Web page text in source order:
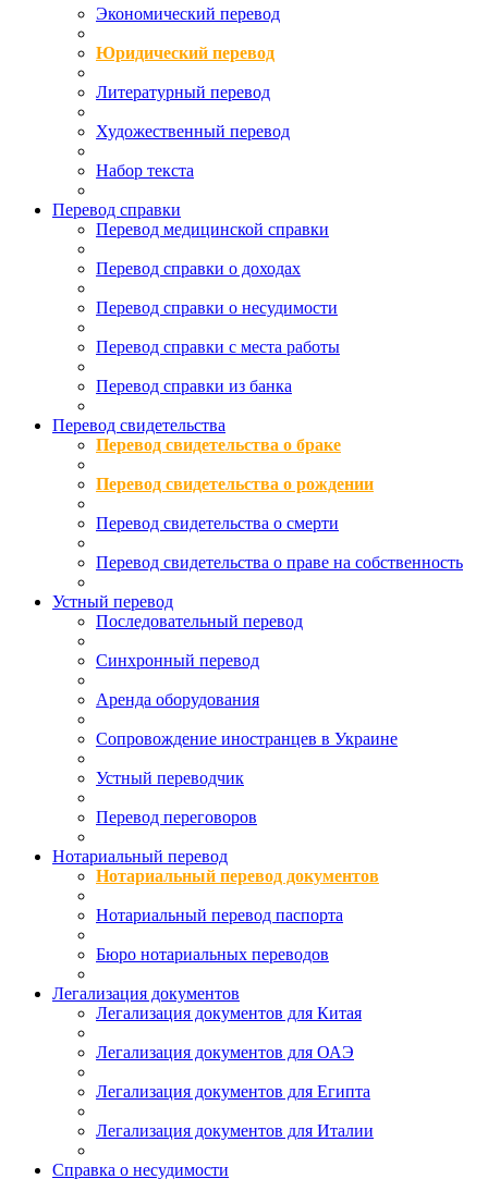
Экономический перевод
Юридический перевод
Литературный перевод
Художественный перевод
Набор текста
Перевод справки
Перевод медицинской справки
Перевод справки о доходах
Перевод справки о несудимости
Перевод справки с места работы
Перевод справки из банка
Перевод свидетельства
Перевод свидетельства о браке
Перевод свидетельства о рождении
Перевод свидетельства о смерти
Перевод свидетельства о праве на собственность
Устный перевод
Последовательный перевод
Синхронный перевод
Аренда оборудования
Сопровождение иностранцев в Украине
Устный переводчик
Перевод переговоров
Нотариальный перевод
Нотариальный перевод документов
Нотариальный перевод паспорта
Бюро нотариальных переводов
Легализация документов
Легализация документов для Китая
Легализация документов для ОАЭ
Легализация документов для Египта
Легализация документов для Италии
Справка о несудимости